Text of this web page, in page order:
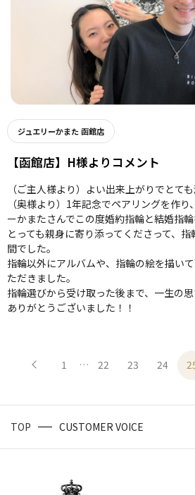
ジュエリーかまた 函館店
【函館店】H様よりコメント
（ご主人様より）よい出来上がりでとて
（奥様より）1年記念でペアリングを作
ーかまたさんでこの度婚約指輪と結婚指輪
とっても親身に寄り添ってくださって、
間でした。
指輪以外にアルバムや、指輪の絵を描い
ただきました。
指輪選びから受け取った後まで、一生の思
ありがとうございました！！
1 … 22 23 24
TOP CUSTOMER VOICE